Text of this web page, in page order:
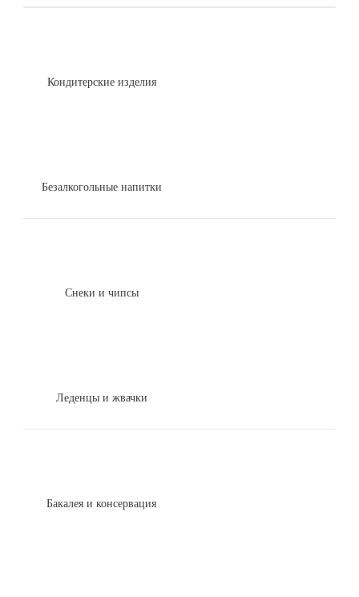
Кондитерские изделия
Безалкогольные напитки
Снеки и чипсы
Леденцы и жвачки
Бакалея и консервация